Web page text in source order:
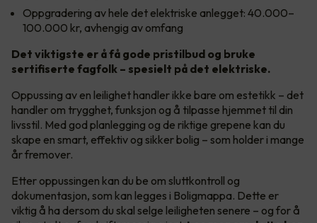
Oppgradering av hele det elektriske anlegget: 40.000–
100.000 kr, avhengig av omfang
Det viktigste er å få gode pristilbud og bruke
sertifiserte fagfolk – spesielt på det elektriske.
Oppussing av en leilighet handler ikke bare om estetikk – det
handler om trygghet, funksjon og å tilpasse hjemmet til din
livsstil. Med god planlegging og de riktige grepene kan du
skape en smart, effektiv og sikker bolig – som holder i mange
år fremover.
Etter oppussingen kan du be om sluttkontroll og
dokumentasjon, som kan legges i Boligmappa. Dette er
viktig å ha dersom du skal selge leiligheten senere – og for å